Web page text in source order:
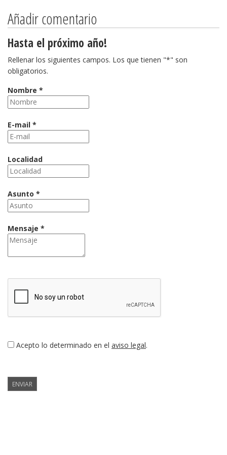
Añadir comentario
Hasta el próximo año!
Rellenar los siguientes campos. Los que tienen "*" son
obligatorios.
Nombre *
E-mail *
Localidad
Asunto *
Mensaje *
Acepto lo determinado en el aviso legal.
ENVIAR